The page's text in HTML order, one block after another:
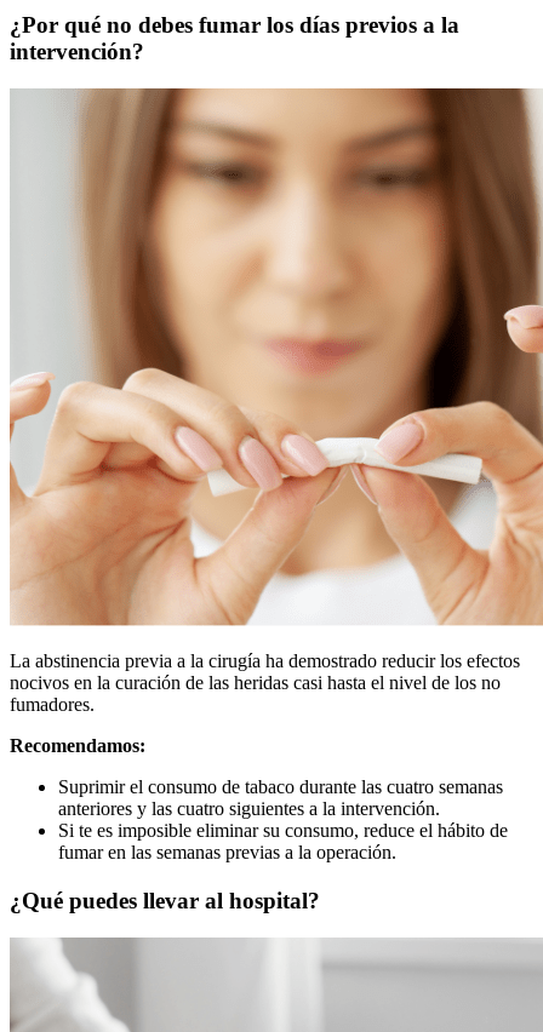
¿Por qué no debes fumar los días previos a la
intervención?
La abstinencia previa a la cirugía ha demostrado reducir los efectos
nocivos en la curación de las heridas casi hasta el nivel de los no
fumadores.
Recomendamos:
Suprimir el consumo de tabaco durante las cuatro semanas
anteriores y las cuatro siguientes a la intervención.
Si te es imposible eliminar su consumo, reduce el hábito de
fumar en las semanas previas a la operación.
¿Qué puedes llevar al hospital?